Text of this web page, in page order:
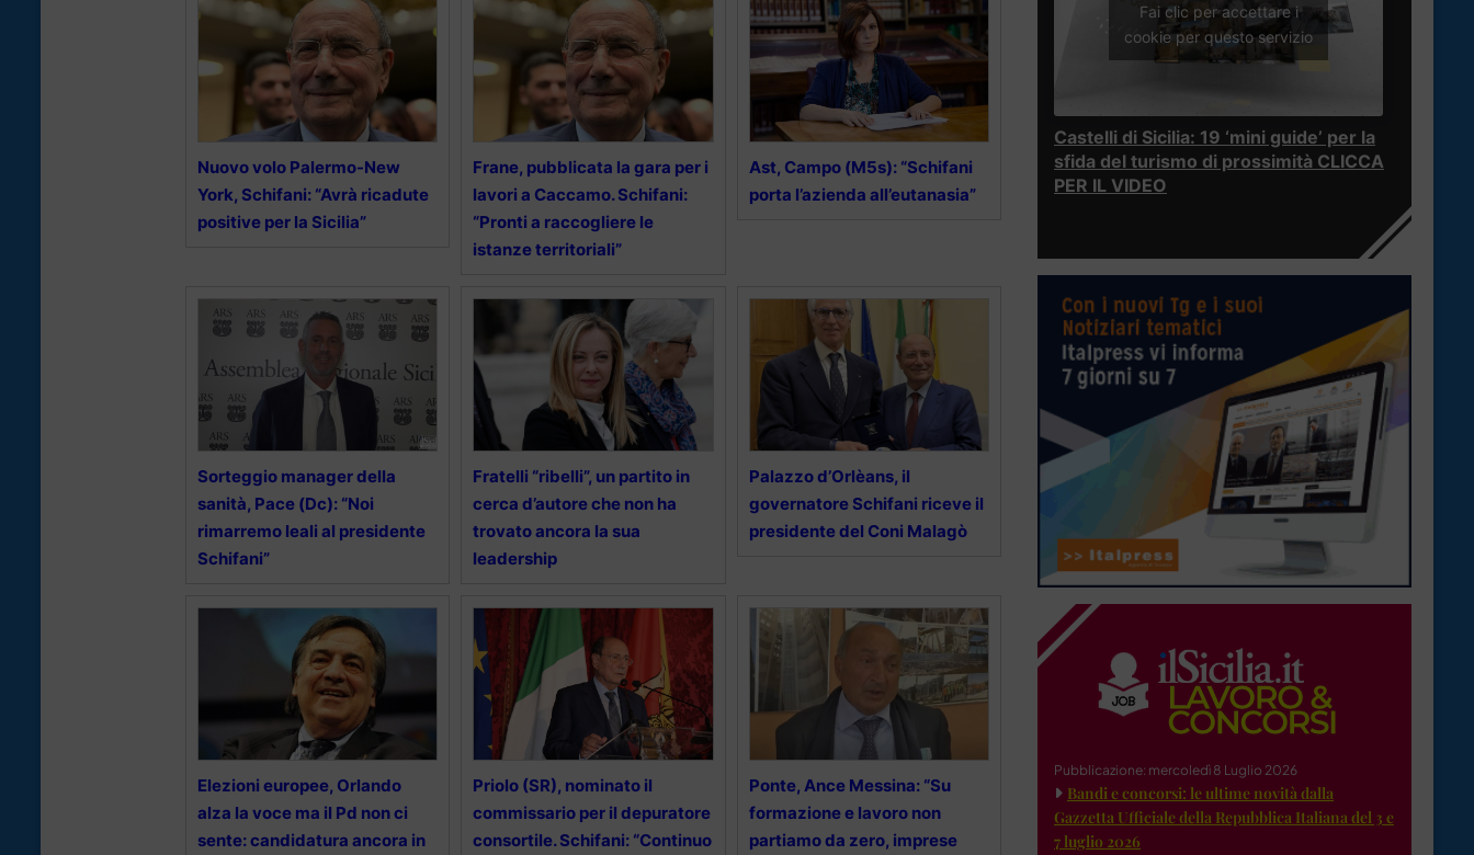
Nuovo volo Palermo-New
York, Schifani: “Avrà ricadute
positive per la Sicilia”
Frane, pubblicata la gara per i
lavori a Caccamo. Schifani:
“Pronti a raccogliere le
istanze territoriali”
Ast, Campo (M5s): “Schifani
porta l’azienda all’eutanasia”
Sorteggio manager della
sanità, Pace (Dc): “Noi
rimarremo leali al presidente
Schifani”
Fratelli “ribelli”, un partito in
cerca d’autore che non ha
trovato ancora la sua
leadership
Palazzo d’Orlèans, il
governatore Schifani riceve il
presidente del Coni Malagò
Elezioni europee, Orlando
alza la voce ma il Pd non ci
sente: candidatura ancora in
Priolo (SR), nominato il
commissario per il depuratore
consortile. Schifani: “Continuo
Ponte, Ance Messina: “Su
formazione e lavoro non
partiamo da zero, imprese
Fai clic per accettare i
cookie per questo servizio
Castelli di Sicilia: 19 ‘mini guide’ per la
sfida del turismo di prossimità CLICCA
PER IL VIDEO
Pubblicazione: mercoledì 8 Luglio 2026
Bandi e concorsi: le ultime novità dalla
Gazzetta Ufficiale della Repubblica Italiana del 3 e
7 luglio 2026